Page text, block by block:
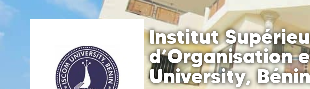
Institut
d’Organisation
University,